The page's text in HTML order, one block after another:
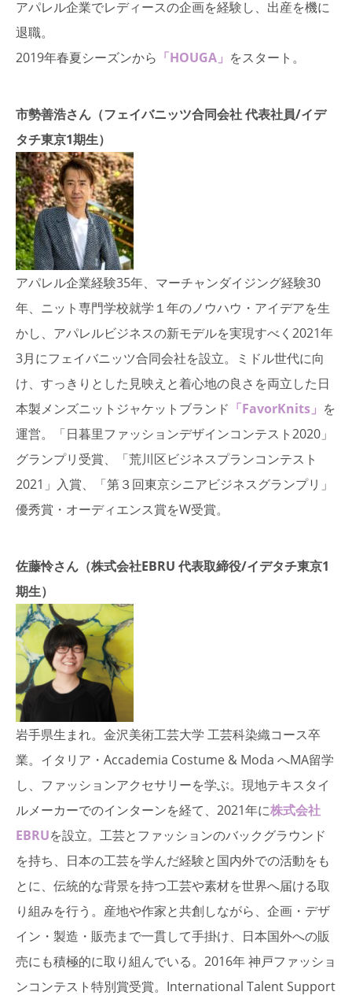
アパレル企業でレディースの企画を経験し、出産を機に
退職。
2019年春夏シーズンから 「HOUGA」 をスタート。
市勢善浩さん（フェイバニッツ合同会社 代表社員/イデ
タチ東京1期生）
アパレル企業経験35年、マーチャンダイジング経験30
年、ニット専門学校就学１年のノウハウ・アイデアを生
かし、アパレルビジネスの新モデルを実現すべく2021年
3月にフェイバニッツ合同会社を設立。ミドル世代に向
け、すっきりとした見映えと着心地の良さを両立した日
本製メンズニットジャケットブランド 「FavorKnits」 を
運営。「日暮里ファッションデザインコンテスト2020」
グランプリ受賞、「荒川区ビジネスプランコンテスト
2021」入賞、「第３回東京シニアビジネスグランプリ」
優秀賞・オーディエンス賞をW受賞。
佐藤怜さん（株式会社EBRU 代表取締役/イデタチ東京1
期生）
岩手県生まれ。金沢美術工芸大学 工芸科染織コース卒
業。イタリア・Accademia Costume & Moda へMA留学
し、ファッションアクセサリーを学ぶ。現地テキスタイ
ルメーカーでのインターンを経て、2021年に株式会社
EBRUを設立。工芸とファッションのバックグラウンド
を持ち、日本の工芸を学んだ経験と国内外での活動をも
とに、伝統的な背景を持つ工芸や素材を世界へ届ける取
り組みを行う。産地や作家と共創しながら、企画・デザ
イン・製造・販売まで一貫して手掛け、日本国外への販
売にも積極的に取り組んでいる。2016年 神戸ファッショ
ンコンテスト特別賞受賞。International Talent Support